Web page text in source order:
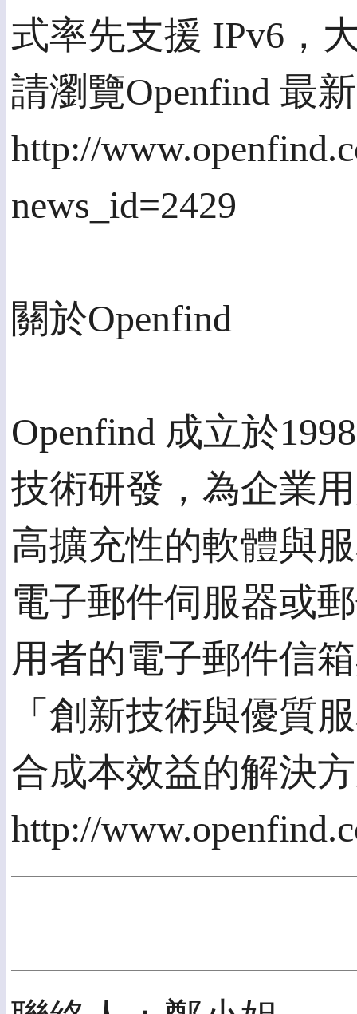
式率先支援 IPv6，
請瀏覽Openfind 最
http://
news_id=2429
關於Openfind
Openfind 成立於
技術研發，為企業
高擴充性的軟體與
電子郵件伺服器或
用者的電子郵件信
「創新技術與優質
合成本效益的解決
http://